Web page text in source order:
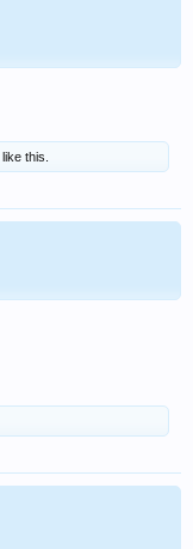
like this.